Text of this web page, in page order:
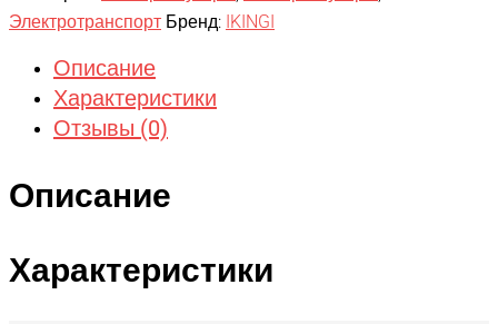
Электротранспорт Бренд: IKINGI
Описание
Характеристики
Отзывы (0)
Описание
Характеристики